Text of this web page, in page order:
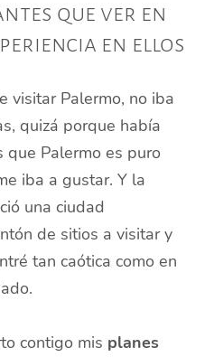
que ver en
en ellos
visitar Palermo, no iba
quizá porque había
que Palermo es puro
iba a gustar. Y la
una ciudad
de sitios a visitar y
tan caótica como en
contigo mis planes